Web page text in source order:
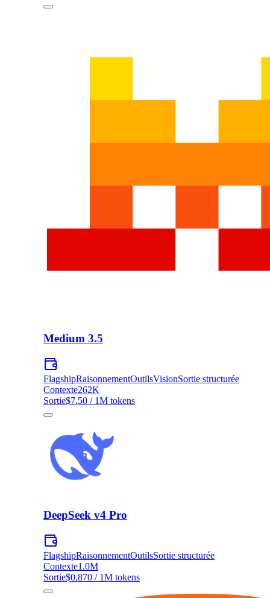
Medium 3.5
FlagshipRaisonnementOutilsVisionSortie structurée
Contexte262K
Sortie$7.50 / 1M tokens
DeepSeek v4 Pro
FlagshipRaisonnementOutilsSortie structurée
Contexte1.0M
Sortie$0.870 / 1M tokens